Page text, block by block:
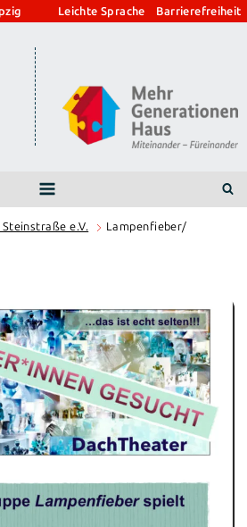
Leichte Sprache Barrierefreiheit
e.V.
Lampenfieber/